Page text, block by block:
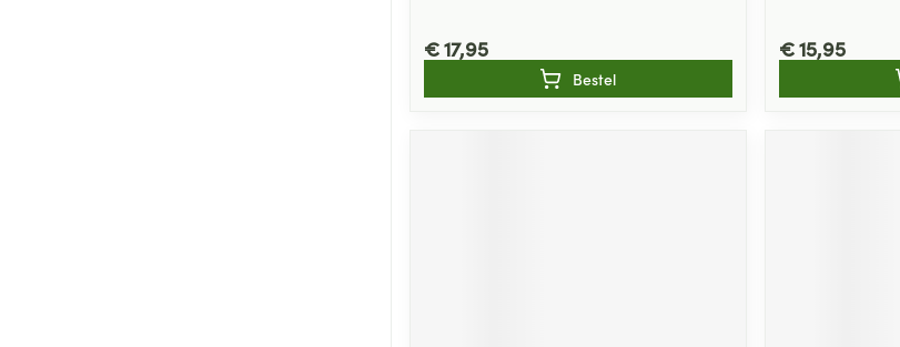
€ 17,95
Bestel
€ 15,95